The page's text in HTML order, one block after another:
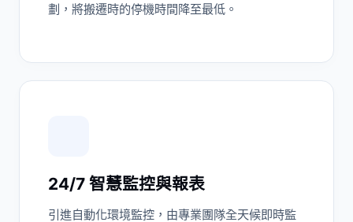
劃，將搬遷時的停機時間降至最低。
24/7 智慧監控與報表
引進自動化環境監控，由專業團隊全天候即時監